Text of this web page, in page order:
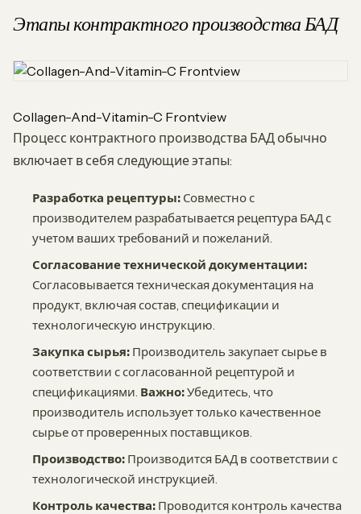
Этапы контрактного производства БАД
Collagen-And-Vitamin-C Frontview
Процесс контрактного производства БАД обычно
включает в себя следующие этапы:
Разработка рецептуры: Совместно с
производителем разрабатывается рецептура БАД с
учетом ваших требований и пожеланий.
Согласование технической документации:
Согласовывается техническая документация на
продукт, включая состав, спецификации и
технологическую инструкцию.
Закупка сырья: Производитель закупает сырье в
соответствии с согласованной рецептурой и
спецификациями. Важно:Убедитесь, что
производитель использует только качественное
сырье от проверенных поставщиков.
Производство: Производится БАД в соответствии с
технологической инструкцией.
Контроль качества: Проводится контроль качества